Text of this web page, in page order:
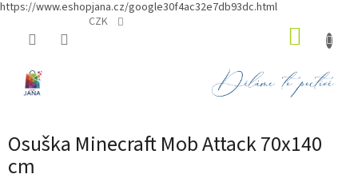
https://www.eshopjana.cz/google30f4ac32e7db93dc.html
CZK
Osuška Minecraft Mob Attack 70x140
cm